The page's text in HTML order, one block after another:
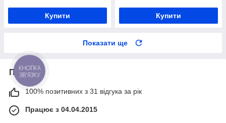
Купити Купити
Показати ще
Про нас
100% позитивних з 31 відгука за рік
Працює з 04.04.2015
КНОПКА
ЗВ'ЯЗКУ